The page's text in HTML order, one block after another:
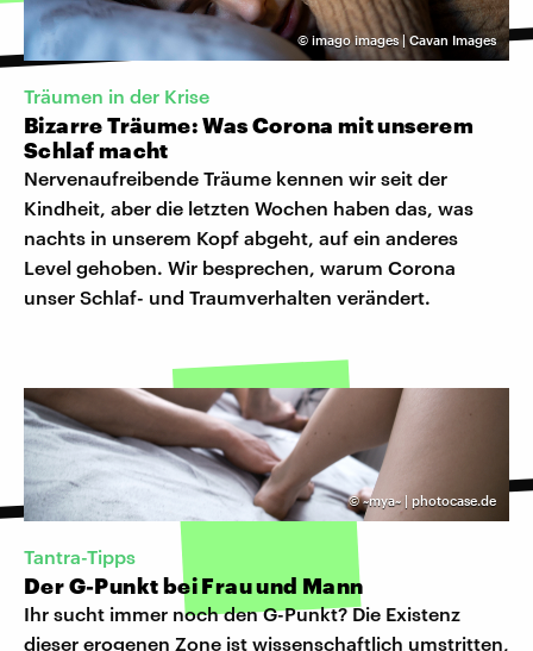
© imago images | Cavan Images
Träumen in der Krise
Bizarre Träume: Was Corona mit unserem
Schlaf macht
Nervenaufreibende Träume kennen wir seit der
Kindheit, aber die letzten Wochen haben das, was
nachts in unserem Kopf abgeht, auf ein anderes
Level gehoben. Wir besprechen, warum Corona
unser Schlaf- und Traumverhalten verändert.
©~mya~ | photocase.de
Tantra-Tipps
Der G-Punkt bei Frau und Mann
Ihr sucht immer noch den G-Punkt? Die Existenz
dieser erogenen Zone ist wissenschaftlich umstritten,